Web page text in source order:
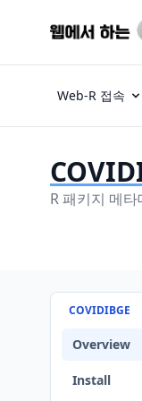
Web-R 접속
R 패키지 메
COVIDIBGE
Overview
Install